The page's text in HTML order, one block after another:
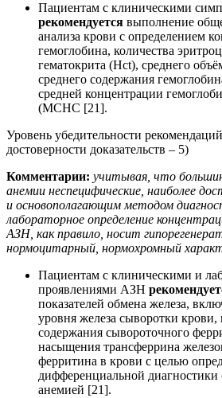
Пациентам с клиническими
рекомендуется выполнение
анализа крови с определением
гемоглобина, количества
гематокрита (Hct), среднего
среднего содержания
средней концентрации
(MCHC [21].
Уровень убедительности
достоверности доказательств – 5)
Комментарии: учитывая, что
анемии неспецифические, наиболее
и основополагающим методом
лабораторное определение
АЗН, как правило, носит
нормоцитарный, нормохромный
Пациентам с клиническими и
проявлениями АЗН
показателей обмена железа,
уровня железа сыворотки крови,
содержания сывороточного
насыщения трансферрина
ферритина в крови с целью
дифференциальной
анемией [21].